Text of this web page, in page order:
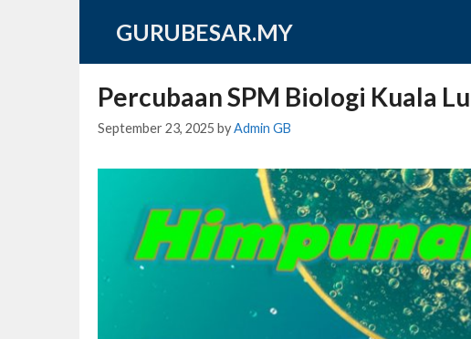
GURUBESAR.MY
Percubaan SPM Biologi Kuala
September 23, 2025 byAdmin GB